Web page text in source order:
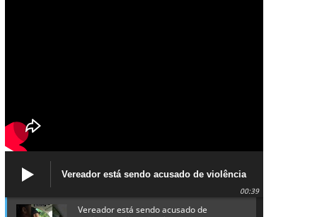
Vereador está sendo acusado de violência
política de gênero contra a prefeita Lucinha
00:39
Vereador está sendo acusado de